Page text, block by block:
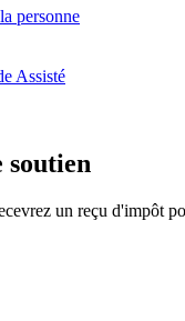
personne
Assisté
soutien
un reçu d'impôt